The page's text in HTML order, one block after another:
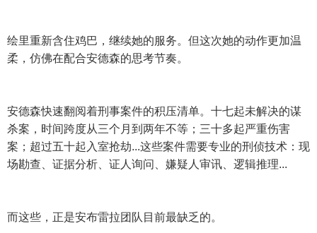
绘里重新含住鸡巴，继续她的服务。但这次她的动作更加温
柔，仿佛在配合安德森的思考节奏。
安德森快速翻阅着刑事案件的积压清单。十七起未解决的谋
杀案，时间跨度从三个月到两年不等；三十多起严重伤害
案；超过五十起入室抢劫...这些案件需要专业的刑侦技术：现
场勘查、证据分析、证人询问、嫌疑人审讯、逻辑推理...
而这些，正是安布雷拉团队目前最缺乏的。